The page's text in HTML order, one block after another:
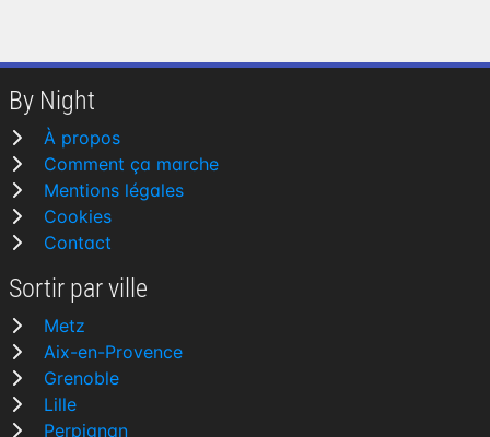
By Night
À propos
Comment ça marche
Mentions légales
Cookies
Contact
Sortir par ville
Metz
Aix-en-Provence
Grenoble
Lille
Perpignan